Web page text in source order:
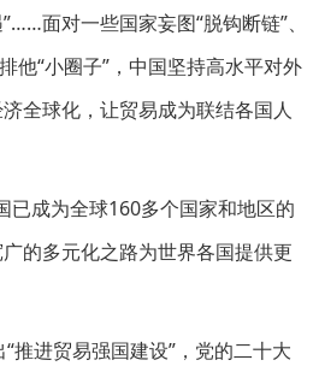
面对一些国家妄图“脱钩断链”、
他“小圈子”，中国坚持高水平对外
全球化，让贸易成为联结各国人
已成为全球160多个国家和地区的
的多元化之路为世界各国提供更
推进贸易强国建设”，党的二十大